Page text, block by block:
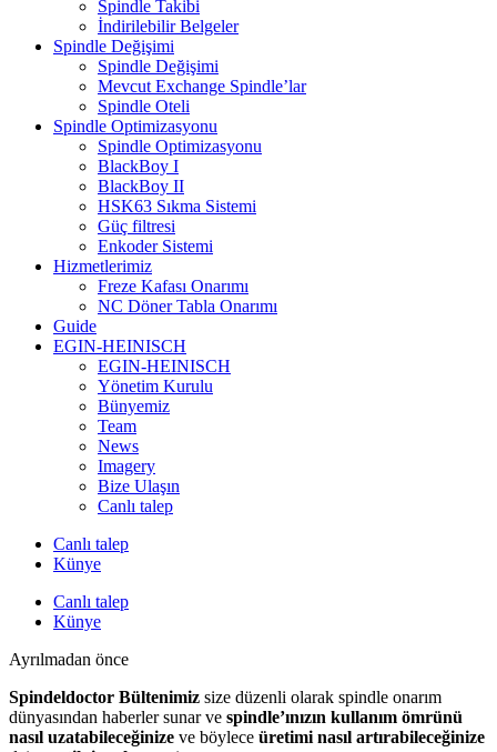
Spindle Takibi
İndirilebilir Belgeler
Spindle Değişimi
Spindle Değişimi
Mevcut Exchange Spindle’lar
Spindle Oteli
Spindle Optimizasyonu
Spindle Optimizasyonu
BlackBoy I
BlackBoy II
HSK63 Sıkma Sistemi
Güç filtresi
Enkoder Sistemi
Hizmetlerimiz
Freze Kafası Onarımı
NC Döner Tabla Onarımı
Guide
EGIN-HEINISCH
EGIN-HEINISCH
Yönetim Kurulu
Bünyemiz
Team
News
Imagery
Bize Ulaşın
Canlı talep
Canlı talep
Künye
Canlı talep
Künye
Ayrılmadan önce
Spindeldoctor Bültenimiz size düzenli olarak spindle onarım
dünyasından haberler sunar ve spindle’ınızın kullanım ömrünü
nasıl uzatabileceğinize ve böylece üretimi nasıl artırabileceğinize